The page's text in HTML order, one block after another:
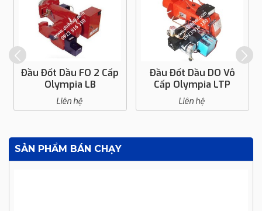
Đầu Đốt Dầu FO 2 Cấp
Olympia LB
Liên hệ
Đầu Đốt Dầu DO Vô
Cấp Olympia LTP
Liên hệ
SẢN PHẨM BÁN CHẠY